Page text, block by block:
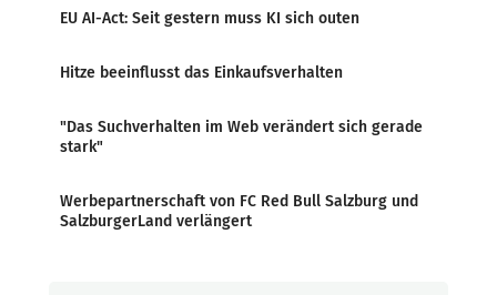
EU AI-Act: Seit gestern muss KI sich outen
Hitze beeinflusst das Einkaufsverhalten
"Das Suchverhalten im Web verändert sich gerade
stark"
Werbepartnerschaft von FC Red Bull Salzburg und
SalzburgerLand verlängert